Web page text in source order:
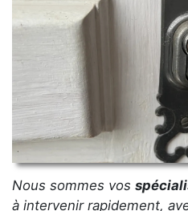
Nous sommes vos
à intervenir rapidement,